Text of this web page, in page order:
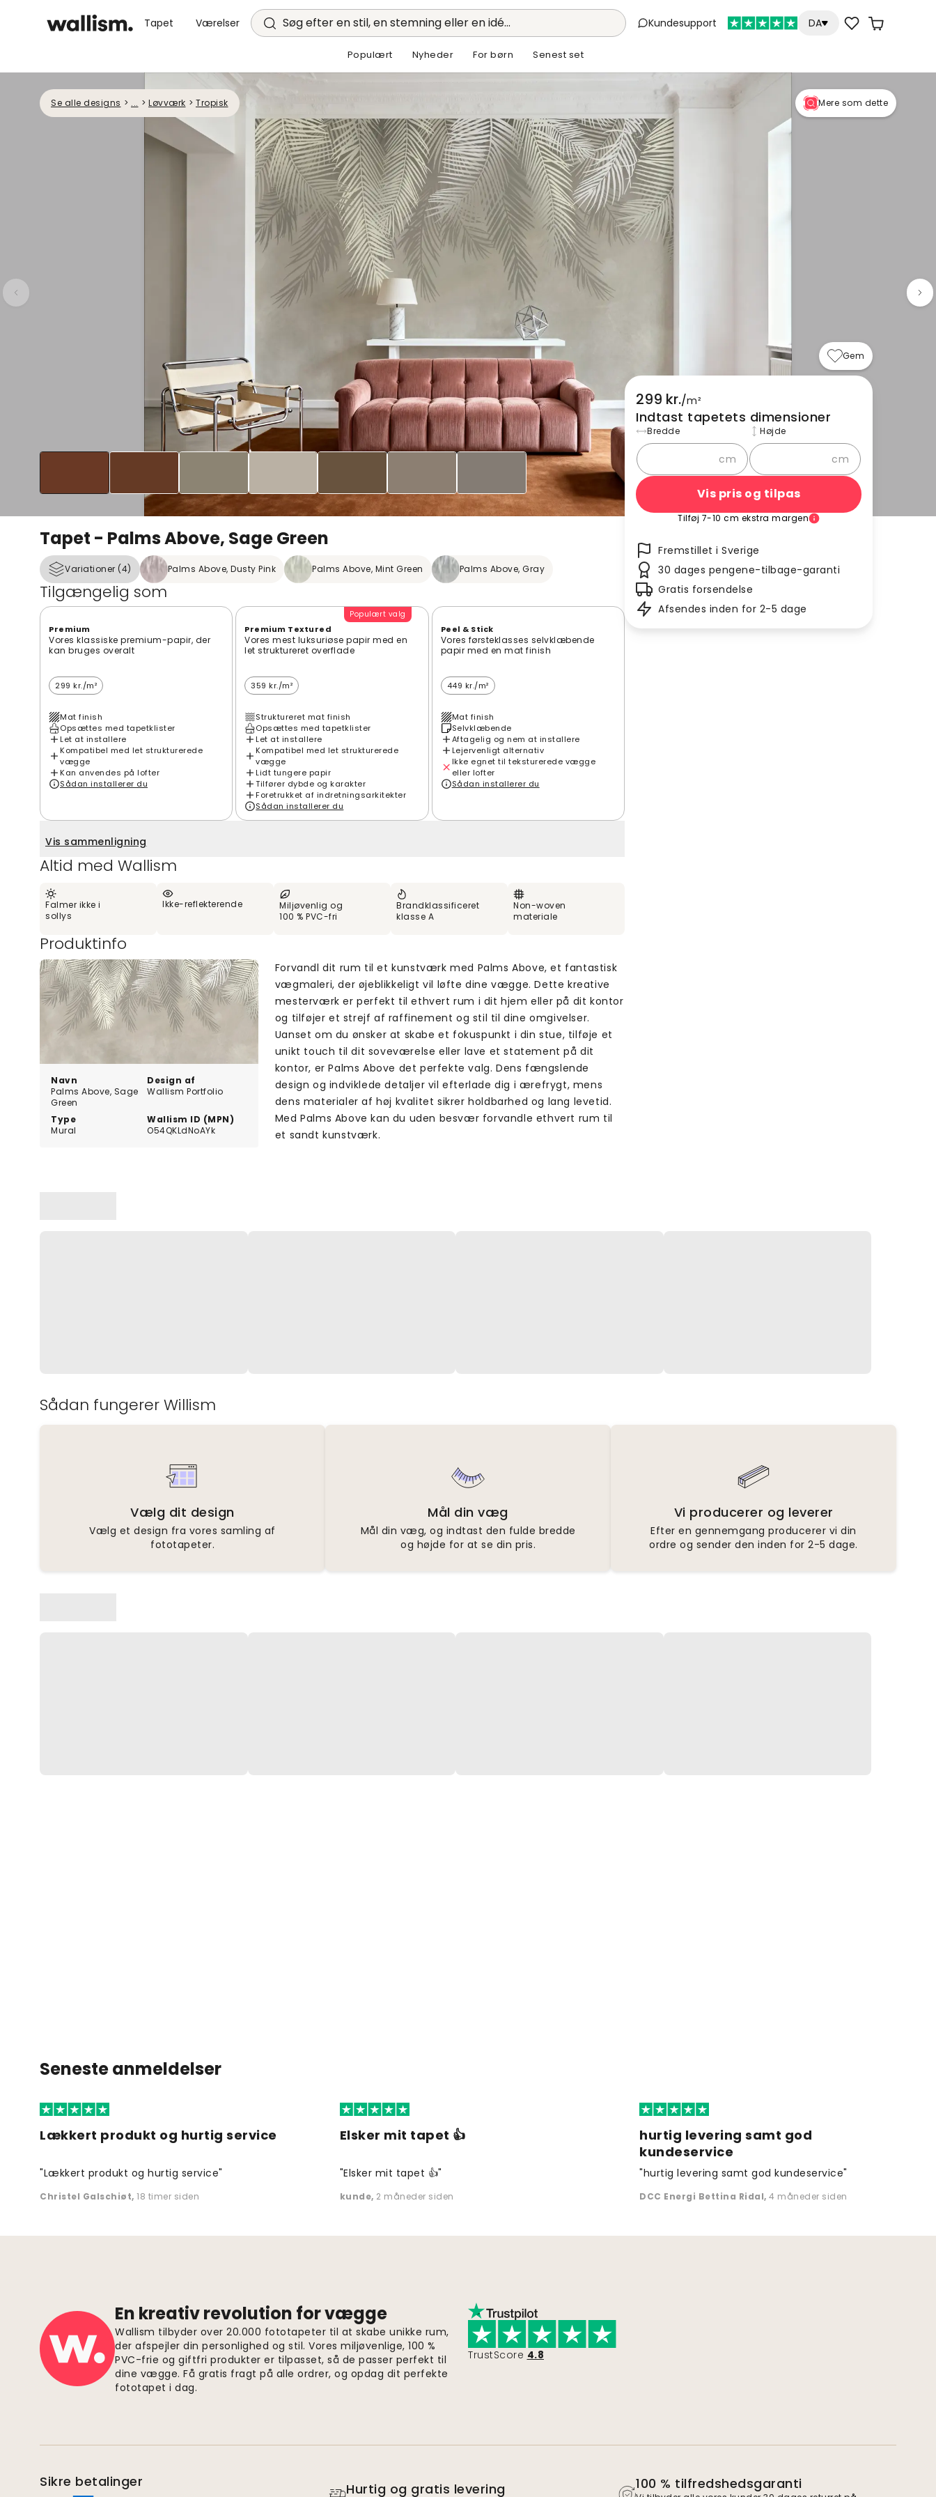
Tapet Værelser Søg efter en stil, en stemning eller en idé... Kundesupport DA
Populært Nyheder For børn Senest set
Se alle designs > ... > Løvværk > Tropisk Mere som dette
Tapet - Palms Above, Sage Green
Variationer (4) Palms Above, Dusty Pink Palms Above, Mint Green Palms Above, Gray
Tilgængelig som
Premium
Vores klassiske premium-papir, der
kan bruges overalt
299 kr./m²
Mat finish
Opsættes med tapetklister
Let at installere
Kompatibel med let strukturerede
vægge
Kan anvendes på lofter
Sådan installerer du
Populært valg
Premium Textured
Vores mest luksuriøse papir med en
let struktureret overflade
359 kr./m²
Struktureret mat finish
Opsættes med tapetklister
Let at installere
Kompatibel med let strukturerede
vægge
Lidt tungere papir
Tilfører dybde og karakter
Foretrukket af indretningsarkitekter
Sådan installerer du
Peel & Stick
Vores førsteklasses selvklæbende
papir med en mat finish
449 kr./m²
Mat finish
Selvklæbende
Aftagelig og nem at installere
Lejervenligt alternativ
Ikke egnet til teksturerede vægge
eller lofter
Sådan installerer du
Vis sammenligning
Altid med Wallism
Falmer ikke i
sollys
Ikke-reflekterende
Miljøvenlig og
100 % PVC-fri
Brandklassificeret
klasse A
Non-woven
materiale
Produktinfo
Navn
Palms Above, Sage
Green
Design af
Wallism Portfolio
Type
Mural
Wallism ID (MPN)
O54QKLdNoAYk
Forvandl dit rum til et kunstværk med Palms Above, et fantastisk
vægmaleri, der øjeblikkeligt vil løfte dine vægge. Dette kreative
mesterværk er perfekt til ethvert rum i dit hjem eller på dit kontor
og tilføjer et strejf af raffinement og stil til dine omgivelser.
Uanset om du ønsker at skabe et fokuspunkt i din stue, tilføje et
unikt touch til dit soveværelse eller lave et statement på dit
kontor, er Palms Above det perfekte valg. Dens fængslende
design og indviklede detaljer vil efterlade dig i ærefrygt, mens
dens materialer af høj kvalitet sikrer holdbarhed og lang levetid.
Med Palms Above kan du uden besvær forvandle ethvert rum til
et sandt kunstværk.
Gem
299 kr./m²
Indtast tapetets dimensioner
Bredde
cm
Højde
cm
Vis pris og tilpas
Tilføj 7-10 cm ekstra margen
Fremstillet i Sverige
30 dages pengene-tilbage-garanti
Gratis forsendelse
Afsendes inden for 2-5 dage
Sådan fungerer Willism
Vælg dit design
Vælg et design fra vores samling af
fototapeter.
Mål din væg
Mål din væg, og indtast den fulde bredde
og højde for at se din pris.
Vi producerer og leverer
Efter en gennemgang producerer vi din
ordre og sender den inden for 2-5 dage.
Seneste anmeldelser
Lækkert produkt og hurtig service
"Lækkert produkt og hurtig service"
Christel Galschiøt, 18 timer siden
Elsker mit tapet 👍
"Elsker mit tapet 👍"
kunde, 2 måneder siden
hurtig levering samt god
kundeservice
"hurtig levering samt god kundeservice"
DCC Energi Bettina Ridal, 4 måneder siden
En kreativ revolution for vægge
Wallism tilbyder over 20.000 fototapeter til at skabe unikke rum,
der afspejler din personlighed og stil. Vores miljøvenlige, 100 %
PVC-frie og giftfri produkter er tilpasset, så de passer perfekt til
dine vægge. Få gratis fragt på alle ordrer, og opdag dit perfekte
fototapet i dag.
TrustScore 4.8
Sikre betalinger Hurtig og gratis levering 100 % tilfredshedsgaranti